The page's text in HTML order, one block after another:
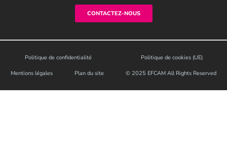
CONTACTEZ-NOUS
Politique de confidentialité Politique de cookies (UE)
Mentions légales Plan du site © 2025 EFCAM All Rights Reserved​